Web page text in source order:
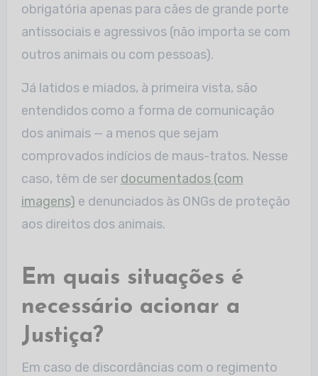
obrigatória apenas para cães de grande porte
antissociais e agressivos (não importa se com
outros animais ou com pessoas).
Já latidos e miados, à primeira vista, são
entendidos como a forma de comunicação
dos animais — a menos que sejam
comprovados indícios de maus-tratos. Nesse
caso, têm de ser documentados (com
imagens) e denunciados às ONGs de proteção
aos direitos dos animais.
Em quais situações é
necessário acionar a
Justiça?
Em caso de discordâncias com o regimento